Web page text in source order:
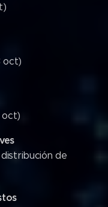
oct)
oct)
de